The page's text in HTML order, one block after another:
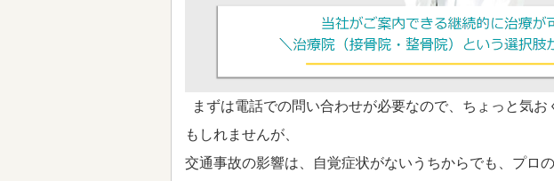
まずは電話での問い合わせが必要なので、ちょっと気
もしれませんが、
交通事故の影響は、自覚症状がないうちからでも、プロ